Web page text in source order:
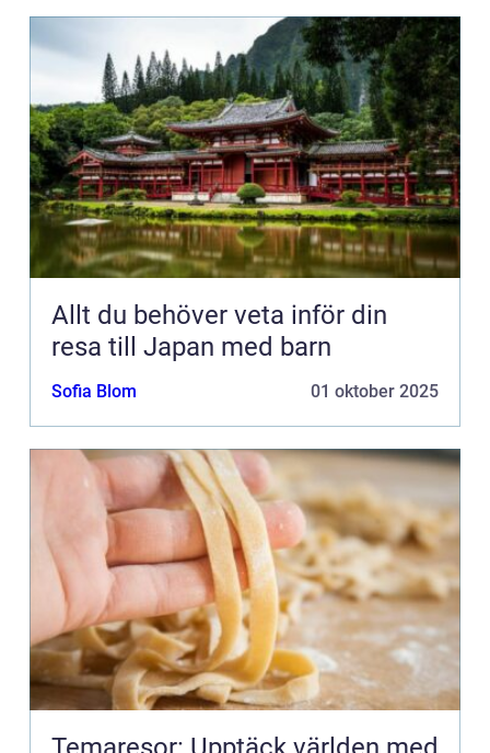
Allt du behöver veta inför din
resa till Japan med barn
Sofia Blom 01 oktober 2025